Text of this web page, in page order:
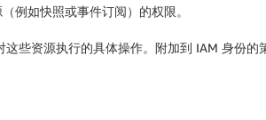
例如快照或事件订阅）的权限。
些资源执行的具体操作。附加到 IAM 身份的